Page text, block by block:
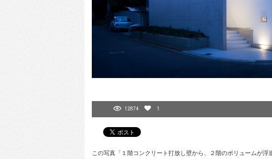
12874 1
この写真「１階コンクリート打放し壁から、２階のボリュームが